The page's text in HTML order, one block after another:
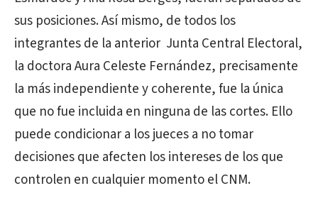
sus posiciones. Así mismo, de todos los
integrantes de la anterior Junta Central Electoral,
la doctora Aura Celeste Fernández, precisamente
la más independiente y coherente, fue la única
que no fue incluida en ninguna de las cortes. Ello
puede condicionar a los jueces a no tomar
decisiones que afecten los intereses de los que
controlen en cualquier momento el CNM.